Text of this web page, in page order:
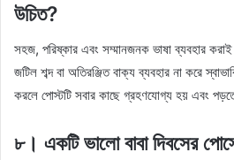
উচিত?
সহজ, পরিষ্কার এবং সম্মানজনক ভাষা ব্যবহার
জটিল শব্দ বা অতিরঞ্জিত বাক্য ব্যবহার না করে
করলে পোস্টটি সবার কাছে গ্রহণযোগ্য হয় এবং
৮। একটি ভালো বাবা দিবসের